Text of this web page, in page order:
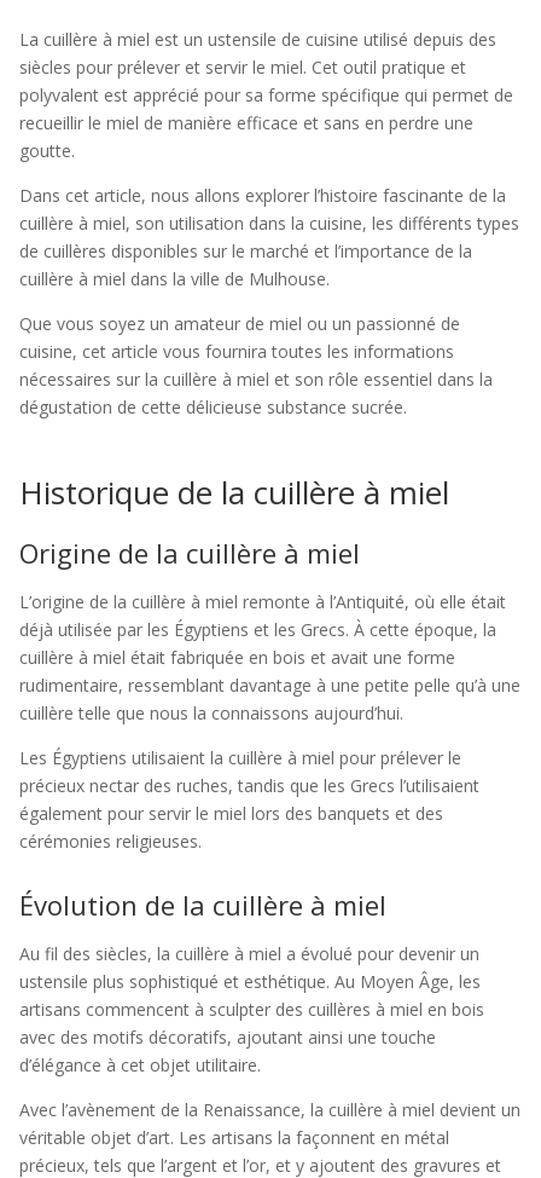
La cuillère à miel est un ustensile de cuisine utilisé depuis des
siècles pour prélever et servir le miel. Cet outil pratique et
polyvalent est apprécié pour sa forme spécifique qui permet de
recueillir le miel de manière efficace et sans en perdre une
goutte.
Dans cet article, nous allons explorer l’histoire fascinante de la
cuillère à miel, son utilisation dans la cuisine, les différents types
de cuillères disponibles sur le marché et l’importance de la
cuillère à miel dans la ville de Mulhouse.
Que vous soyez un amateur de miel ou un passionné de
cuisine, cet article vous fournira toutes les informations
nécessaires sur la cuillère à miel et son rôle essentiel dans la
dégustation de cette délicieuse substance sucrée.
Historique de la cuillère à miel
Origine de la cuillère à miel
L’origine de la cuillère à miel remonte à l’Antiquité, où elle était
déjà utilisée par les Égyptiens et les Grecs. À cette époque, la
cuillère à miel était fabriquée en bois et avait une forme
rudimentaire, ressemblant davantage à une petite pelle qu’à une
cuillère telle que nous la connaissons aujourd’hui.
Les Égyptiens utilisaient la cuillère à miel pour prélever le
précieux nectar des ruches, tandis que les Grecs l’utilisaient
également pour servir le miel lors des banquets et des
cérémonies religieuses.
Évolution de la cuillère à miel
Au fil des siècles, la cuillère à miel a évolué pour devenir un
ustensile plus sophistiqué et esthétique. Au Moyen Âge, les
artisans commencent à sculpter des cuillères à miel en bois
avec des motifs décoratifs, ajoutant ainsi une touche
d’élégance à cet objet utilitaire.
Avec l’avènement de la Renaissance, la cuillère à miel devient un
véritable objet d’art. Les artisans la façonnent en métal
précieux, tels que l’argent et l’or, et y ajoutent des gravures et